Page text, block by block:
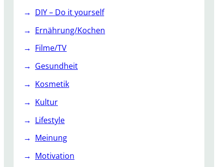
DIY – Do it yourself
Ernährung/Kochen
Filme/TV
Gesundheit
Kosmetik
Kultur
Lifestyle
Meinung
Motivation